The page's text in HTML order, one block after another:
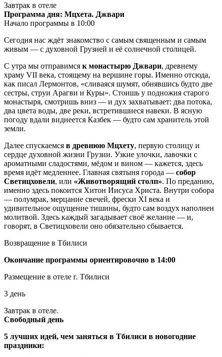
Завтрак в отеле
Программа дня: Мцхета. Джвари
Начало программы в 10:00
Сегодня нас ждёт знакомство с самым священным и самым
живым — с духовной Грузией и её солнечной столицей.
С утра мы отправимся к монастырю Джвари, древнему
храму VII века, стоящему на вершине горы. Именно отсюда,
как писал Лермонтов, «сливаяся шумят, обнявшись будто две
сестры, струи Арагви и Куры». Стоишь у подножия старого
монастыря, смотришь вниз — и дух захватывает: два потока,
два цвета воды, две реки, встретившиеся навеки. В ясную
погоду вдали виднеется Казбек — будто сам хранитель этой
земли.
Далее спускаемся в древнюю Мцхету, первую столицу и
сердце духовной жизни Грузии. Узкие улочки, лавочки с
ароматными сладостями, мёдом и вином — кажется, здесь
время идёт медленнее. Главная святыня города — собор
Светицховели, или «Животворящий столп». По преданию,
именно здесь покоится Хитон Иисуса Христа. Внутри собора
— полумрак, мерцание свечей, фрески XI века и
удивительное ощущение тишины, будто сам воздух наполнен
молитвой. Здесь каждый загадывает своё желание — и,
говорят, в Светицховели оно обязательно сбывается.
Возвращение в Тбилиси
Окончание программы ориентировочно в 14:00
Размещение в отеле г. Тбилиси
3 день
Завтрак в отеле.
Свободный день
5 лучших идей, чем заняться в Тбилиси в новогодние
праздники: